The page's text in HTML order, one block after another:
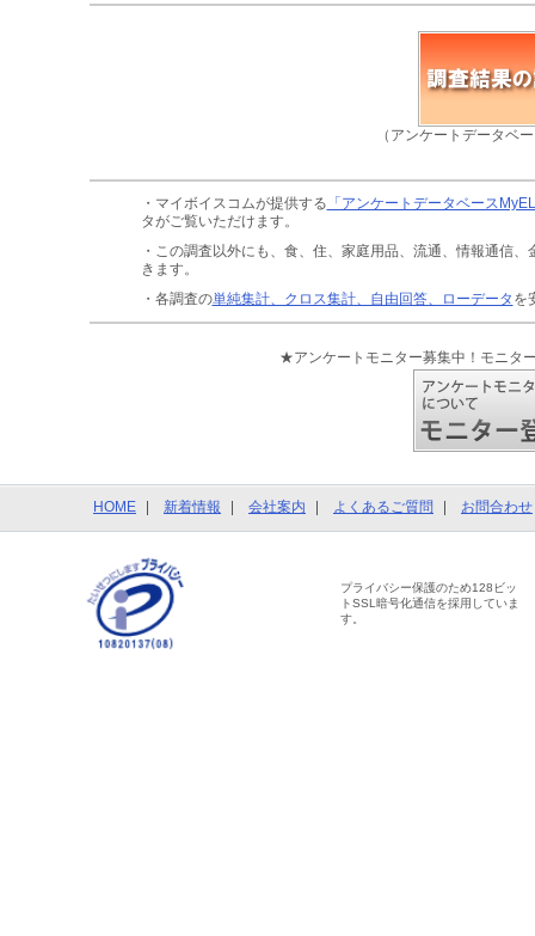
（アンケートデータベ
・マイボイスコムが提供する 「アンケートデータベース
タがご覧いただけます。
・この調査以外にも、食、住、家庭用品、流通、情報通信、
きます。
・各調査の単純集計、クロス集計、自由回答、ローデータ を
★アンケートモニター募集中！モニタ
HOME 新着情報 会社案内 よくあるご質問 お問合わせ
プライバシー保護のため128ビッ
トSSL暗号化通信を採用していま
す。